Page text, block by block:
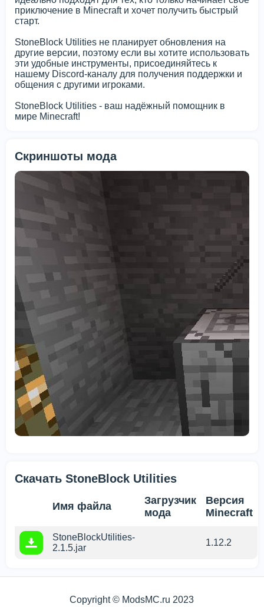
приключение в Minecraft и хочет получить быстрый
старт.
StoneBlock Utilities не планирует обновления на
другие версии, поэтому если вы хотите использовать
эти удобные инструменты, присоединяйтесь к
нашему Discord-каналу для получения поддержки и
общения с другими игроками.
StoneBlock Utilities - ваш надёжный помощник в
мире Minecraft!
Скриншоты мода
Скачать StoneBlock Utilities
Имя файла
Загрузчик
мода
Версия
Minecraft
StoneBlockUtilities-
2.1.5.jar
1.12.2
Copyright © ModsMC.ru 2023